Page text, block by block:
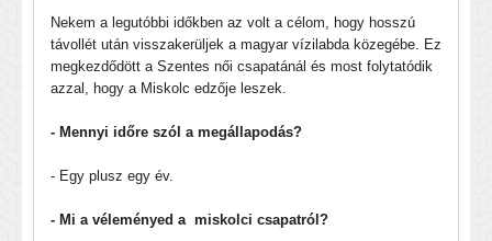
Nekem a legutóbbi időkben az volt a célom, hogy hosszú
távollét után visszakerüljek a magyar vízilabda közegébe. Ez
megkezdődött a Szentes női csapatánál és most folytatódik
azzal, hogy a Miskolc edzője leszek.
- Mennyi időre szól a megállapodás?
- Egy plusz egy év.
- Mi a véleményed a miskolci csapatról?